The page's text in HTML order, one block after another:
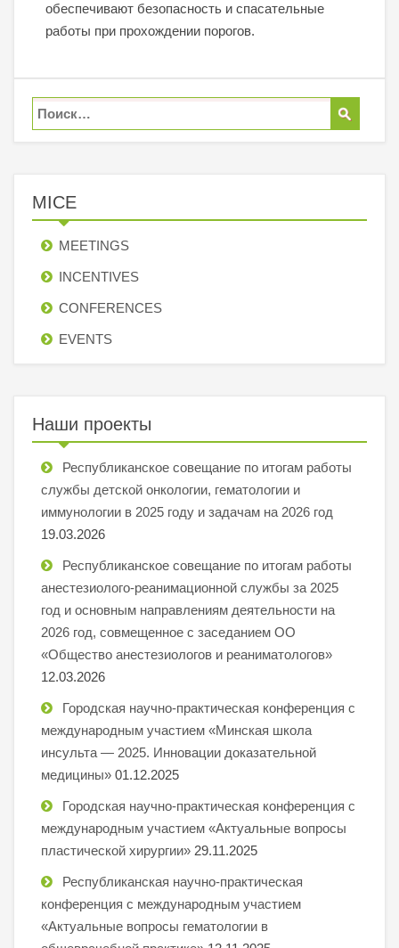
обеспечивают безопасность и спасательные
работы при прохождении порогов.
MICE
MEETINGS
INCENTIVES
СONFERENCES
EVENTS
Наши проекты
Республиканское совещание по итогам работы
службы детской онкологии, гематологии и
иммунологии в 2025 году и задачам на 2026 год
19.03.2026
Республиканское совещание по итогам работы
анестезиолого-реанимационной службы за 2025
год и основным направлениям деятельности на
2026 год, совмещенное с заседанием ОО
«Общество анестезиологов и реаниматологов»
12.03.2026
Городская научно-практическая конференция с
международным участием «Минская школа
инсульта — 2025. Инновации доказательной
медицины» 01.12.2025
Городская научно-практическая конференция с
международным участием «Актуальные вопросы
пластической хирургии» 29.11.2025
Республиканская научно-практическая
конференция с международным участием
«Актуальные вопросы гематологии в